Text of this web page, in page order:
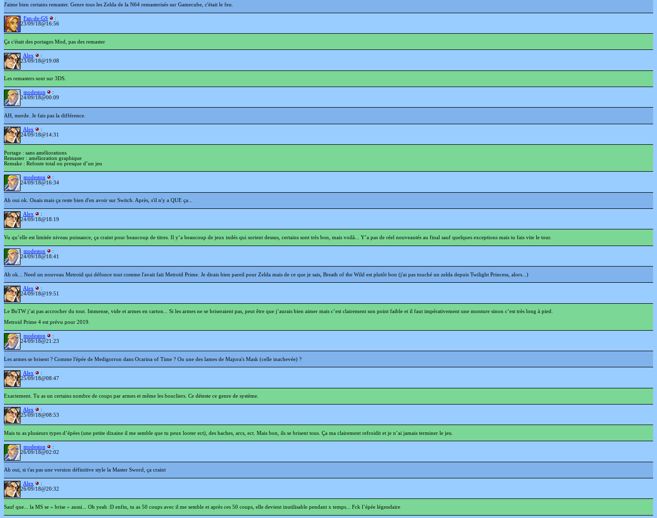
J'aime bien certains remaster. Genre tous les Zelda de la N64 remasterisés sur Gamecube, c'était le feu.
Fan-de-GS
:
23/09/18@16:56
Ça c'était des portages Mod, pas des remaster
Alex
:
23/09/18@19:08
Les remasters sont sur 3DS.
modeston
:
24/09/18@00:09
AH, merde. Je fais pas la différence.
Alex
:
24/09/18@14:31
Portage : sans améliorations
Remaster : amélioration graphique
Remake : Refonte total ou presque d’un jeu
modeston
:
24/09/18@16:34
Ah oui ok. Ouais mais ça reste bien d'en avoir sur Switch. Après, s'il n'y a QUE ça...
Alex
:
24/09/18@18:19
Vu qu’elle est limitée niveau puissance, ça craint pour beaucoup de titres. Il y’a beaucoup de jeux indés qui sortent dessus, certains sont très bon, mais voilà... Y’a pas de réel nouveautés au final sauf quelques exceptions mais tu fais vite le tour.
modeston
:
24/09/18@18:41
Ah ok... Need un nouveau Metroïd qui défonce tout comme l'avait fait Metroïd Prime. Je dirais bien pareil pour Zelda mais de ce que je sais, Breath of the Wild est plutôt bon (j'ai pas touché un zelda depuis Twilight Princess, alors...)
Alex
:
24/09/18@19:51
Le BoTW j’ai pas accrocher du tout. Immense, vide et armes en carton... Si les armes ne se briseraient pas, peut être que j’aurais bien aimer mais c’est clairement son point faible et il faut impérativement une monture sinon c’est très long à pied.
Metroid Prime 4 est prévu pour 2019.
modeston
:
24/09/18@21:23
Les armes se brisent ? Comme l'épée de Medigorron dans Ocarina of Time ? Ou une des lames de Majora's Mask (celle inachevée) ?
Alex
:
25/09/18@08:47
Exactement. Tu as un certains nombre de coups par armes et même les boucliers. Ce déteste ce genre de système.
Alex
:
25/09/18@08:53
Mais tu as plusieurs types d’épées (une petite dixaine il me semble que tu peux looter ect), des haches, arcs, ect. Mais bon, ils se brisent tous. Ça ma clairement refroidit et je n’ai jamais terminer le jeu.
modeston
:
26/09/18@02:02
Ah oui, si t'as pas une version définitive style la Master Sword, ça craint
Alex
:
26/09/18@20:32
Sauf que... la MS se « brise » aussi... Oh yeah :D enfin, tu as 50 coups avec il me semble et après ces 50 coups, elle devient inutilisable pendant x temps... Fck l’épée légendaire